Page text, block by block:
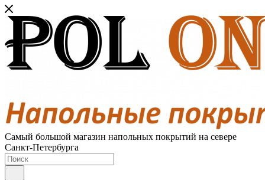
Самый большой магазин напольных покрытий на севере
Санкт-Петербурга